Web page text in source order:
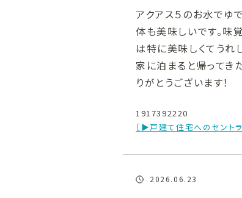
アクアス５のお水でゆ
体も美味しいです。
は特に美味しくてうれ
家に泊まると帰ってき
りがとうございます！
1917392220
［▶戸建て住宅へのセント
2026.06.23